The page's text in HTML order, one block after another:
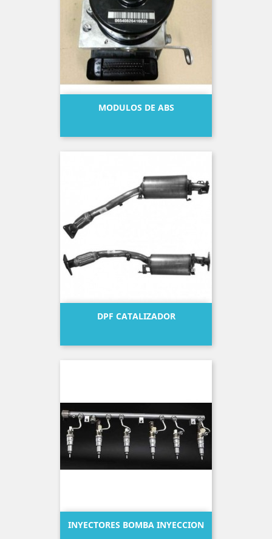
MODULOS DE ABS
DPF CATALIZADOR
INYECTORES BOMBA INYECCION